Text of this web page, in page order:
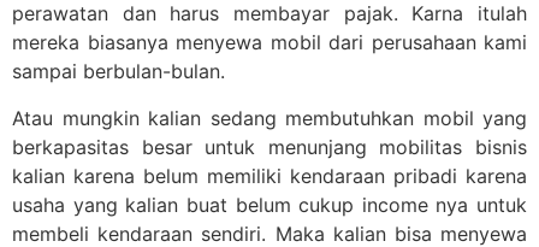
perawatan dan harus membayar pajak. Karna itulah
mereka biasanya menyewa mobil dari perusahaan kami
sampai berbulan-bulan.
Atau mungkin kalian sedang membutuhkan mobil yang
berkapasitas besar untuk menunjang mobilitas bisnis
kalian karena belum memiliki kendaraan pribadi karena
usaha yang kalian buat belum cukup income nya untuk
membeli kendaraan sendiri. Maka kalian bisa menyewa